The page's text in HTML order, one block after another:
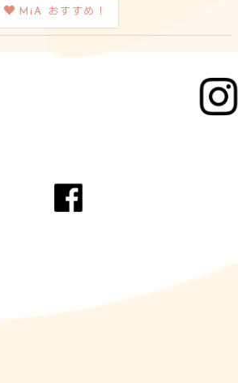
MiA おすすめ！